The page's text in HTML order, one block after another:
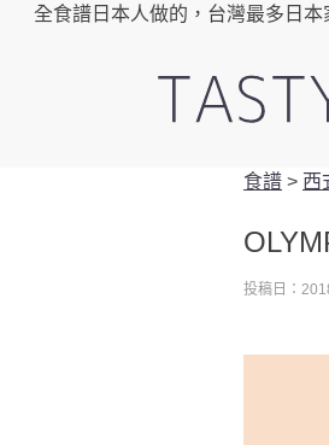
全食譜日本人做的，台灣最多日
食譜 > 西
投稿日：